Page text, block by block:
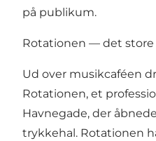
på publikum.
Rotationen — det store
Ud over musikcaféen
Rotationen, et
Havnegade, der
trykkehal. Rotationen